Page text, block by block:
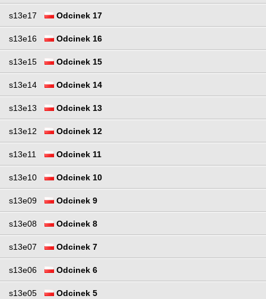
s13e17 Odcinek 17
s13e16 Odcinek 16
s13e15 Odcinek 15
s13e14 Odcinek 14
s13e13 Odcinek 13
s13e12 Odcinek 12
s13e11 Odcinek 11
s13e10 Odcinek 10
s13e09 Odcinek 9
s13e08 Odcinek 8
s13e07 Odcinek 7
s13e06 Odcinek 6
s13e05 Odcinek 5